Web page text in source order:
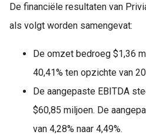
De financiële resultaten van
als volgt worden samengevat:
De omzet bedroeg $1,36
40,41% ten opzichte van
De aangepaste EBITDA
$60,85 miljoen. De
van 4,28% naar 4,49%.